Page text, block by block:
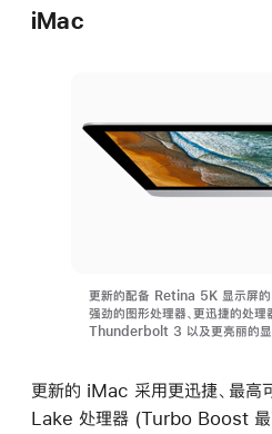
iMac
更新的配备 Retina 5K 显示屏的
强劲的图形处理器、更迅捷的处理
Thunderbolt 3 以及更亮丽的显
更新的 iMac 采用更迅捷、最
Lake 处理器 (Turbo Boost 最